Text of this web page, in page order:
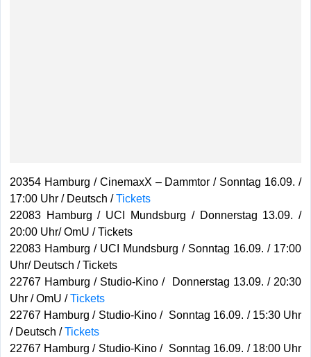
20354 Hamburg / CinemaxX – Dammtor / Sonntag 16.09. /
17:00 Uhr / Deutsch /Tickets
22083 Hamburg / UCI Mundsburg / Donnerstag 13.09. /
20:00 Uhr/ OmU / Tickets
22083 Hamburg / UCI Mundsburg / Sonntag 16.09. / 17:00
Uhr/ Deutsch / Tickets
22767 Hamburg / Studio-Kino / Donnerstag 13.09. / 20:30
Uhr / OmU /Tickets
22767 Hamburg / Studio-Kino / Sonntag 16.09. / 15:30 Uhr
/ Deutsch /Tickets
22767 Hamburg / Studio-Kino / Sonntag 16.09. / 18:00 Uhr